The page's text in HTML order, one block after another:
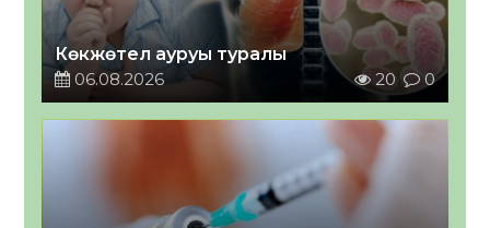
Көкжөтел ауруы туралы
06.08.2026
20 0